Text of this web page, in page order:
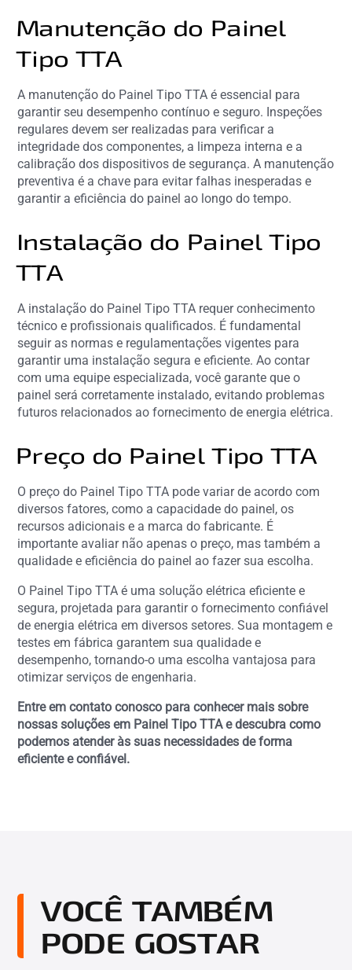
Manutenção do Painel
Tipo TTA
A manutenção do Painel Tipo TTA é essencial para
garantir seu desempenho contínuo e seguro. Inspeções
regulares devem ser realizadas para verificar a
integridade dos componentes, a limpeza interna e a
calibração dos dispositivos de segurança. A manutenção
preventiva é a chave para evitar falhas inesperadas e
garantir a eficiência do painel ao longo do tempo.
Instalação do Painel Tipo
TTA
A instalação do Painel Tipo TTA requer conhecimento
técnico e profissionais qualificados. É fundamental
seguir as normas e regulamentações vigentes para
garantir uma instalação segura e eficiente. Ao contar
com uma equipe especializada, você garante que o
painel será corretamente instalado, evitando problemas
futuros relacionados ao fornecimento de energia elétrica.
Preço do Painel Tipo TTA
O preço do Painel Tipo TTA pode variar de acordo com
diversos fatores, como a capacidade do painel, os
recursos adicionais e a marca do fabricante. É
importante avaliar não apenas o preço, mas também a
qualidade e eficiência do painel ao fazer sua escolha.
O Painel Tipo TTA é uma solução elétrica eficiente e
segura, projetada para garantir o fornecimento confiável
de energia elétrica em diversos setores. Sua montagem e
testes em fábrica garantem sua qualidade e
desempenho, tornando-o uma escolha vantajosa para
otimizar serviços de engenharia.
Entre em contato conosco para conhecer mais sobre
nossas soluções em Painel Tipo TTA e descubra como
podemos atender às suas necessidades de forma
eficiente e confiável.
VOCÊ TAMBÉM
PODE GOSTAR